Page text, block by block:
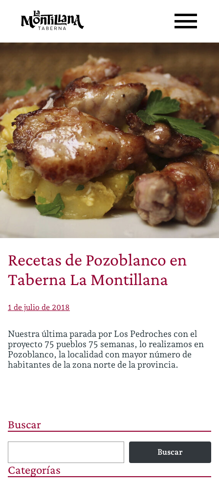
Recetas de Pozoblanco en
Taberna La Montillana
1 de julio de 2018
Nuestra última parada por Los Pedroches con el
proyecto 75 pueblos 75 semanas, lo realizamos en
Pozoblanco, la localidad con mayor número de
habitantes de la zona norte de la provincia.
Buscar
Buscar
Categorías